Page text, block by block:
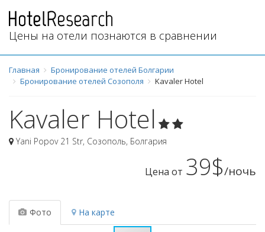
Цены на отели познаются в сравнении
Главная
Бронирование отелей Болгарии
Бронирование отелей Созополя
Kavaler Hotel
Kavaler Hotel
Yani Popov 21 Str, Созополь, Болгария
Цена от 39$/ночь
Фото На карте